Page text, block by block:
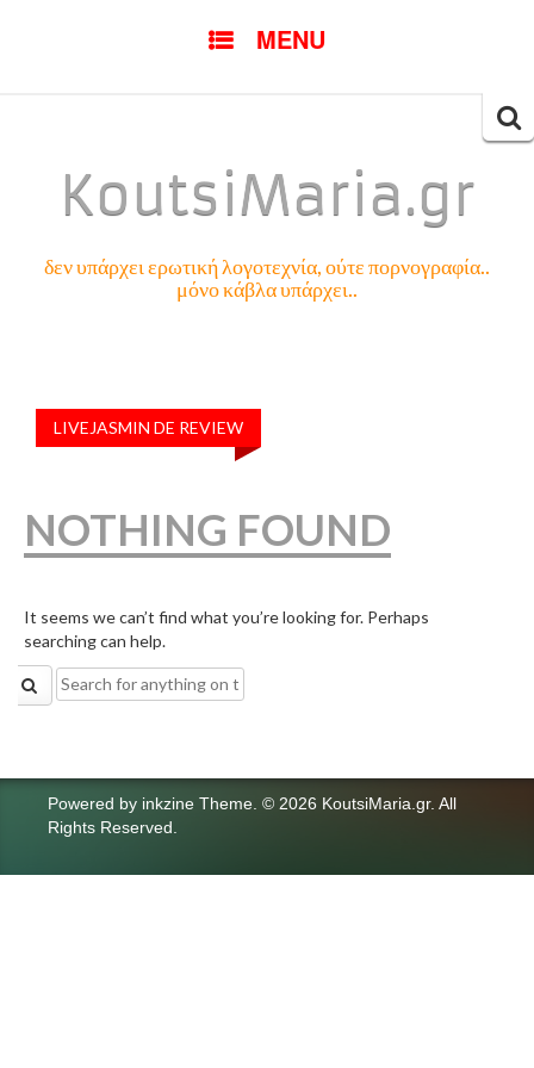
MENU
KoutsiMaria.gr
δεν υπάρχει ερωτική λογοτεχνία, ούτε πορνογραφία..
μόνο κάβλα υπάρχει..
LIVEJASMIN DE REVIEW
NOTHING FOUND
It seems we can’t find what you’re looking for. Perhaps
searching can help.
Search
for:
Powered by inkzine Theme © 2026 KoutsiMaria.gr. All
Rights Reserved.